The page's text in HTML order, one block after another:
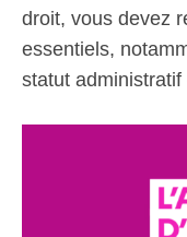
droit, vous devez
essentiels,
statut